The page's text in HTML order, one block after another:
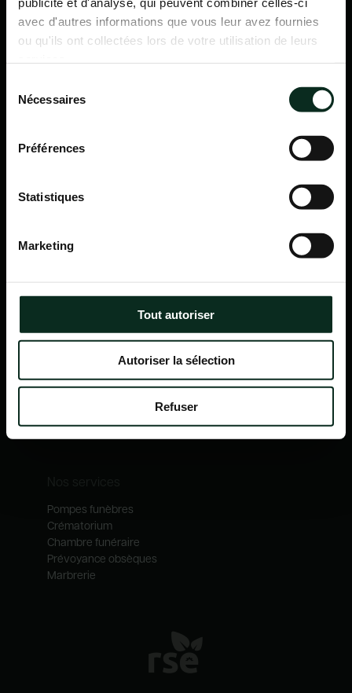
avec d'autres informations que vous leur avez fournies
ou qu'ils ont collectées lors de votre utilisation de leurs
Nécessaires
Préférences
Statistiques
Marketing
Tout autoriser
Autoriser la sélection
Refuser
P.F.C.A Pompes Funèbres des Communes Associées
Itinéraire
Navigation
Qui sommes-nous ?
Notre catalogue
Nos métiers
Pompes funèbres
Crématorium
Chambre funéraire
Prévoyance obsèques
Marbrerie